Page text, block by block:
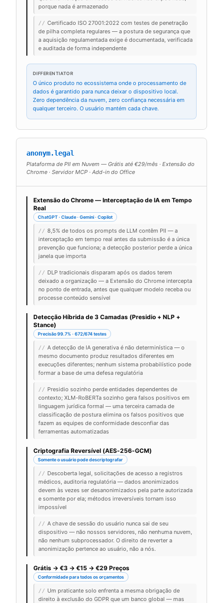
porque nada é armazenado
// Certificado ISO 27001:2022 com testes de penetração
de pilha completa regulares — a postura de segurança que
a aquisição regulamentada exige é documentada, verificada
e auditada de forma independente
DIFFERENTIATOR
O único produto no ecossistema onde o processamento de
dados é garantido para nunca deixar o dispositivo local.
Zero dependência da nuvem, zero confiança necessária em
qualquer terceiro. O usuário mantém cada chave.
anonym.legal
Plataforma de PII em Nuvem — Grátis até €29/mês · Extensão do
Chrome · Servidor MCP · Add-in do Office
Extensão do Chrome — Interceptação de IA em Tempo
Real
ChatGPT · Claude · Gemini · Copilot
// 8,5% de todos os prompts de LLM contêm PII — a
interceptação em tempo real antes da submissão é a única
prevenção que funciona; a detecção posterior perde a única
janela que importa
// DLP tradicionais disparam após os dados terem
deixado a organização — a Extensão do Chrome intercepta
no ponto de entrada, antes que qualquer modelo receba ou
processe conteúdo sensível
Detecção Híbrida de 3 Camadas (Presidio + NLP +
Stance)
Precisão 99.7% · 672/674 testes
// A detecção de IA generativa é não determinística — o
mesmo documento produz resultados diferentes em
execuções diferentes; nenhum sistema probabilístico pode
formar a base de uma defesa regulatória
// Presidio sozinho perde entidades dependentes de
contexto; XLM-RoBERTa sozinho gera falsos positivos em
linguagem jurídica formal — uma terceira camada de
classificação de postura elimina os falsos positivos que
fazem as equipes de conformidade desconfiar das
ferramentas automatizadas
Criptografia Reversível (AES-256-GCM)
Somente o usuário pode descriptografar
// Descoberta legal, solicitações de acesso a registros
médicos, auditoria regulatória — dados anonimizados
devem às vezes ser desanonimizados pela parte autorizada
e somente por ela; métodos irreversíveis tornam isso
impossível
// A chave de sessão do usuário nunca sai de seu
dispositivo — não nossos servidores, não nenhuma nuvem,
não nenhum subprocessador. O direito de reverter a
anonimização pertence ao usuário, não a nós.
Grátis → €3 → €15 → €29 Preços
Conformidade para todos os orçamentos
// Um praticante solo enfrenta a mesma obrigação de
direito à exclusão do GDPR que um banco global — mas